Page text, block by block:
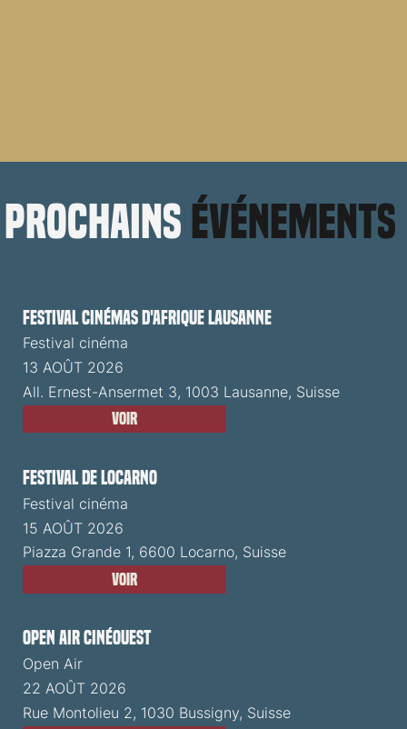
prochains événements
Festival cinémas d'Afrique Lausanne
Festival cinéma
13 AOÛT 2026
All. Ernest-Ansermet 3, 1003 Lausanne, Suisse
Voir
Festival de Locarno
Festival cinéma
15 AOÛT 2026
Piazza Grande 1, 6600 Locarno, Suisse
Voir
Open Air CinéOuest
Open Air
22 AOÛT 2026
Rue Montolieu 2, 1030 Bussigny, Suisse